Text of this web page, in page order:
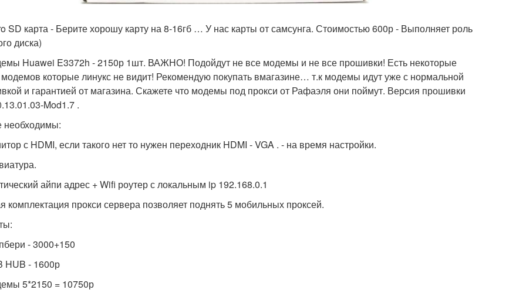
SD карта - Берите хорошу карту на 8-16гб … У нас карты от самсунга. Стоимостью 600р - Выполняет роль
диска)
Huawei E3372h - 2150р 1шт. ВАЖНО! Подойдут не все модемы и не все прошивки! Есть некоторые
которые линукс не видит! Рекомендую покупать вмагазине… т.к модемы идут уже с нормальной
и гарантией от магазина. Скажете что модемы под прокси от Рафаэля они поймут. Версия прошивки
Mod1.7 .
необходимы:
с HDMI, если такого нет то нужен переходник HDMI - VGA . - на время настройки.
айпи адрес + Wifi роутер с локальным ip 192.168.0.1
комплектация прокси сервера позволяет поднять 5 мобильных проксей.
- 3000+150
HUB - 1600р
5*2150 = 10750р